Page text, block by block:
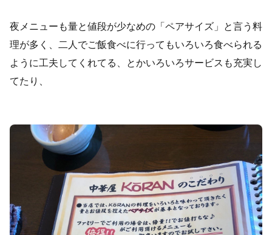
夜メニューも量と値段が少なめの「ペアサイズ」と言う料
理が多く、二人でご飯食べに行ってもいろいろ食べられる
ように工夫してくれてる、とかいろいろサービスも充実し
てたり、